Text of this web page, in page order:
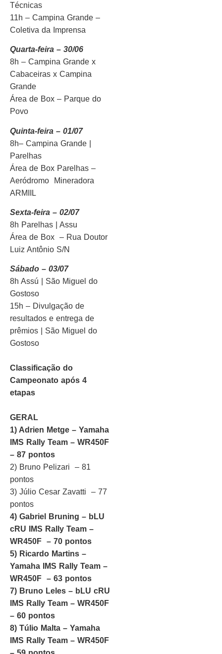
Técnicas
11h – Campina Grande –
Coletiva da Imprensa
Quarta-feira – 30/06
8h – Campina Grande x
Cabaceiras x Campina
Grande
Área de Box – Parque do
Povo
Quinta-feira – 01/07
8h– Campina Grande |
Parelhas
Área de Box Parelhas –
Aeródromo Mineradora
ARMIIL
Sexta-feira – 02/07
8h Parelhas | Assu
Área de Box – Rua Doutor
Luiz Antônio S/N
Sábado – 03/07
8h Assú | São Miguel do
Gostoso
15h – Divulgação de
resultados e entrega de
prêmios | São Miguel do
Gostoso
Classificação do
Campeonato após 4
etapas
GERAL
1) Adrien Metge – Yamaha
IMS Rally Team – WR450F
– 87 pontos
2) Bruno Pelizari – 81
pontos
3) Júlio Cesar Zavatti – 77
pontos
4) Gabriel Bruning – bLU
cRU IMS Rally Team –
WR450F – 70 pontos
5) Ricardo Martins –
Yamaha IMS Rally Team –
WR450F – 63 pontos
7) Bruno Leles – bLU cRU
IMS Rally Team – WR450F
– 60 pontos
8) Túlio Malta – Yamaha
IMS Rally Team – WR450F